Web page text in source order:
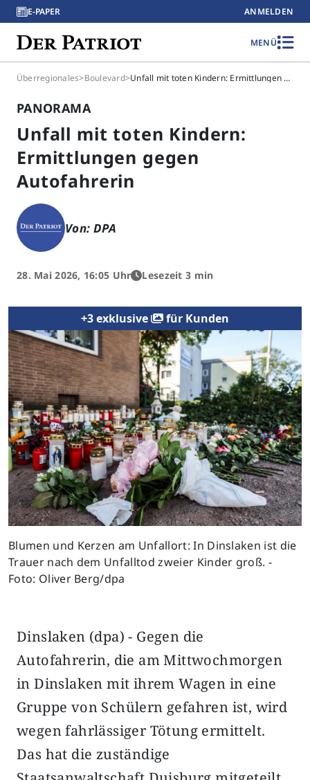
E-PAPER ANMELDEN
MENÜ
Überregionales>Boulevard> Unfall mit toten Kindern: Ermittlungen gegen Autofahrerin
PANORAMA
Unfall mit toten Kindern:
Ermittlungen gegen
Autofahrerin
Von: DPA
28. Mai 2026, 16:05 Uhr Lesezeit 3 min
+3 exklusive für Kunden
Blumen und Kerzen am Unfallort: In Dinslaken ist die
Trauer nach dem Unfalltod zweier Kinder groß. -
Foto: Oliver Berg/dpa
Previous Next
Dinslaken (dpa) - Gegen die
Autofahrerin, die am Mittwochmorgen
in Dinslaken mit ihrem Wagen in eine
Gruppe von Schülern gefahren ist, wird
wegen fahrlässiger Tötung ermittelt.
Das hat die zuständige